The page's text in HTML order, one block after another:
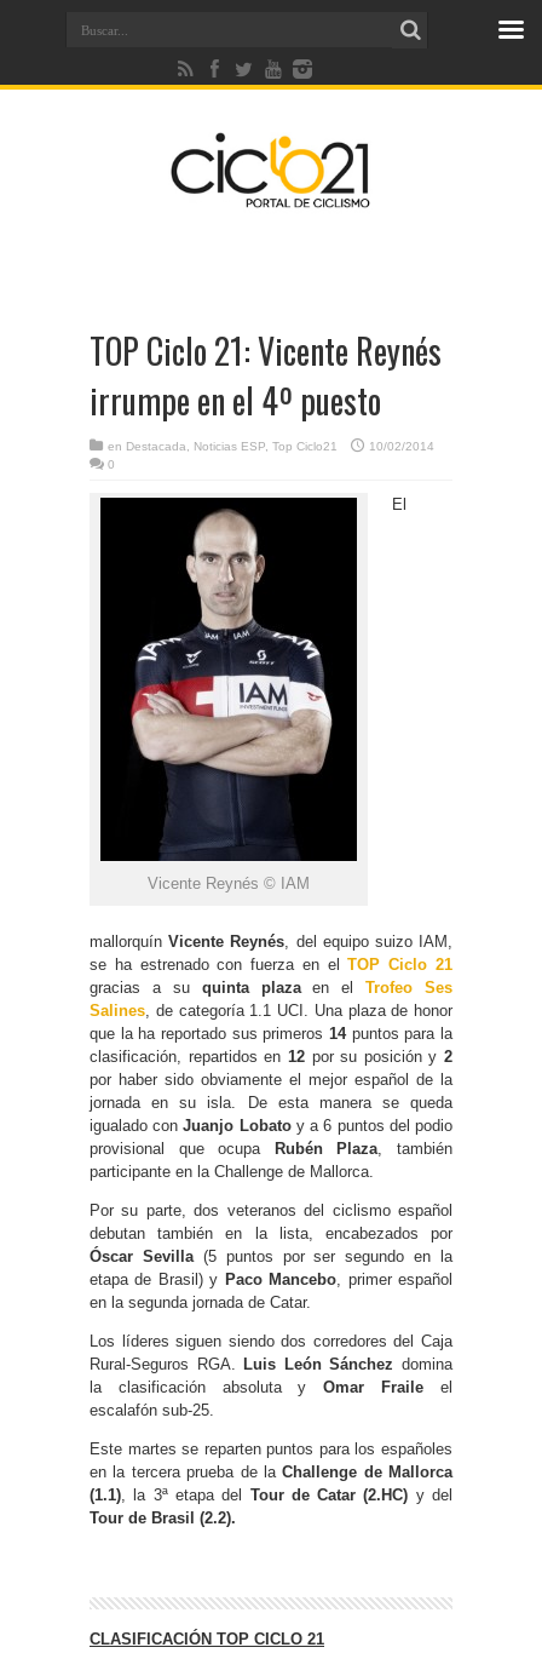
TOP Ciclo 21: Vicente Reynés
irrumpe en el 4º puesto
en Destacada Noticias ESP Top Ciclo21
10/02/2014
0
Vicente Reynés © IAM
El
mallorquínVicente Reynés, del equipo suizo IAM,
se ha estrenado con fuerza en elTOP Ciclo 21
gracias a su quinta plazaen elTrofeo Ses
Salines, de categoría 1.1 UCI. Una plaza de honor
que la ha reportado sus primeros 14puntos para la
clasificación, repartidos en 12por su posición y 2
por haber sido obviamente el mejor español de la
jornada en su isla. De esta manera se queda
igualado conJuanjo Lobatoy a 6 puntos del podio
provisional que ocupa
Rubén Plaza, también
participante en la Challenge de Mallorca.
Por su parte, dos veteranos del ciclismo español
debutan también en la lista, encabezados por
Óscar Sevilla(5 puntos por ser segundo en la
etapa de Brasil) y Paco Mancebo, primer español
en la segunda jornada de Catar.
Los líderes siguen siendo dos corredores del Caja
Rural-Seguros RGA. Luis León Sánchez domina
la clasificación absoluta yOmar Fraile el
escalafón sub-25.
Este martes se reparten puntos para los españoles
en la tercera prueba de laChallenge de Mallorca
(1.1), la 3ª etapa del Tour de Catar (2.HC) y del
Tour de Brasil (2.2).
CLASIFICACIÓN TOP CICLO 21